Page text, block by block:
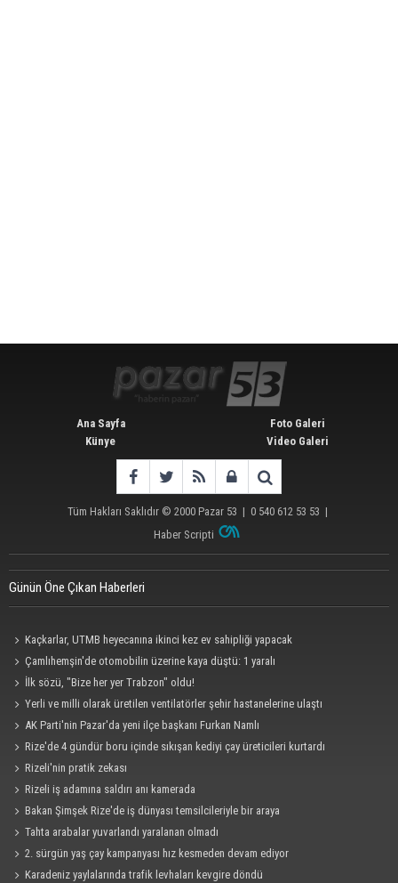
Ana Sayfa
Künye
Foto Galeri
Video Galeri
Tüm Hakları Saklıdır © 2000 Pazar 53 | 0 540 612 53 53 |
Haber Scripti
Günün Öne Çıkan Haberleri
Kaçkarlar, UTMB heyecanına ikinci kez ev sahipliği yapacak
Çamlıhemşin'de otomobilin üzerine kaya düştü: 1 yaralı
İlk sözü, "Bize her yer Trabzon" oldu!
Yerli ve milli olarak üretilen ventilatörler şehir hastanelerine ulaştı
AK Parti'nin Pazar'da yeni ilçe başkanı Furkan Namlı
Rize'de 4 gündür boru içinde sıkışan kediyi çay üreticileri kurtardı
Rizeli'nin pratik zekası
Rizeli iş adamına saldırı anı kamerada
Bakan Şimşek Rize'de iş dünyası temsilcileriyle bir araya
Tahta arabalar yuvarlandı yaralanan olmadı
2. sürgün yaş çay kampanyası hız kesmeden devam ediyor
Karadeniz yaylalarında trafik levhaları kevgire döndü